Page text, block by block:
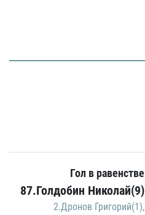
Гол в равенстве
87.Голдобин Николай(9)
2.Дронов Григорий(1),